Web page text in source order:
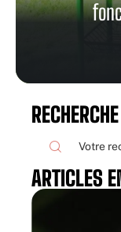
RECHERCHE
ARTICLES